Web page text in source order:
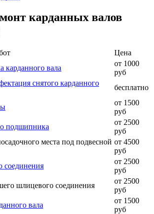
карданных валов
Цена
карданного вала
от 1000
руб
снятого карданного
бесплатно
от 1500
руб
подшипника
от 2500
руб
места под подвесной от 4500
руб
соединения
от 2500
руб
шлицевого соединения
от 2500
руб
вала
от 1500
руб